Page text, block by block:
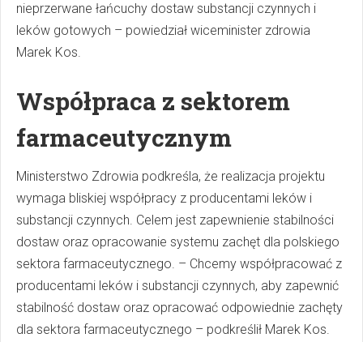
nieprzerwane łańcuchy dostaw substancji czynnych i
leków gotowych – powiedział wiceminister zdrowia
Marek Kos.
Współpraca z sektorem
farmaceutycznym
Ministerstwo Zdrowia podkreśla, że realizacja projektu
wymaga bliskiej współpracy z producentami leków i
substancji czynnych. Celem jest zapewnienie stabilności
dostaw oraz opracowanie systemu zachęt dla polskiego
sektora farmaceutycznego. – Chcemy współpracować z
producentami leków i substancji czynnych, aby zapewnić
stabilność dostaw oraz opracować odpowiednie zachęty
dla sektora farmaceutycznego – podkreślił Marek Kos.